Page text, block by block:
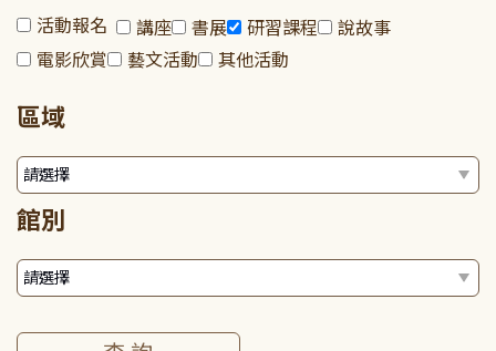
活動報名 講座 書展 研習課程
說故事
電影欣賞
藝文活動 其他活動
區域
館別